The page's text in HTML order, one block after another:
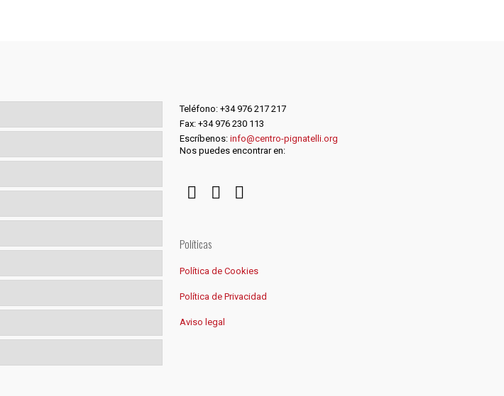
Teléfono: +34 976 217 217
Fax: +34 976 230 113
Escríbenos:info@centro-pignatelli.org
Nos puedes encontrar en:
Políticas
Política de Cookies
Política de Privacidad
Aviso legal